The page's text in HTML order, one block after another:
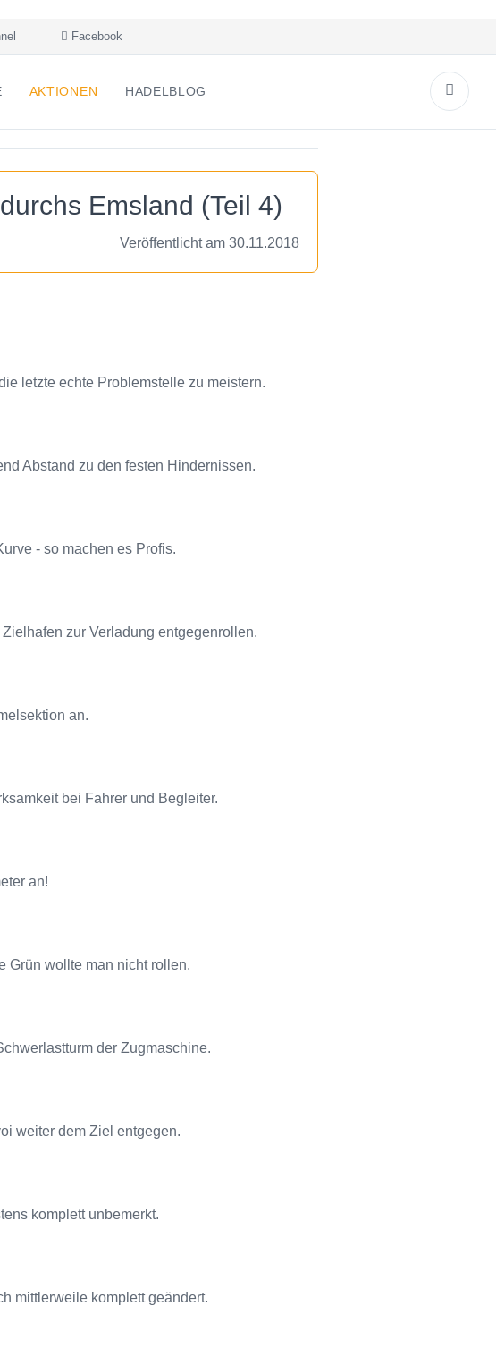
Facebook
AKTIONEN HADELBLOG
Emsland (Teil 4)
Veröffentlicht am 30.11.2018
letzte echte Problemstelle zu meistern.
Abstand zu den festen Hindernissen.
- so machen es Profis.
zur Verladung entgegenrollen.
an.
bei Fahrer und Begleiter.
an!
Grün wollte man nicht rollen.
der Zugmaschine.
weiter dem Ziel entgegen.
komplett unbemerkt.
mittlerweile komplett geändert.